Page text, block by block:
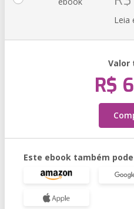
Leia
Valor
R$
Este ebook também